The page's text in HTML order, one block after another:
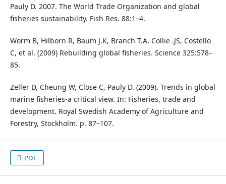
Pauly D. 2007. The World Trade Organization and global
ﬁsheries sustainability. Fish Res. 88:1–4.
Worm B, Hilborn R, Baum J.K, Branch T.A, Collie .JS, Costello
C, et al. (2009) Rebuilding global fisheries. Science 325:578–
85.
Zeller D, Cheung W, Close C, Pauly D. (2009). Trends in global
marine ﬁsheries-a critical view. In: Fisheries, trade and
development. Royal Swedish Academy of Agriculture and
Forestry, Stockholm. p. 87–107.
PDF